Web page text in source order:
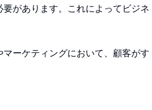
があります。これによってビジネ
ーケティングにおいて、顧客がす